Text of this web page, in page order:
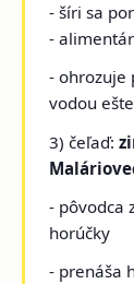
- šíri sa
-
- ohrozuje
vodou
3) čeľaď:
- pôvodca
horúčky
- prenáša